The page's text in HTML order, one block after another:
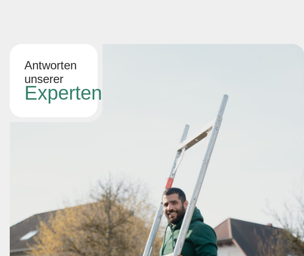
Antworten
unserer
Experten